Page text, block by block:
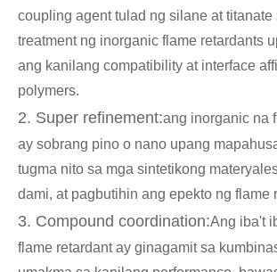
coupling agent tulad ng silane at titanate
treatment ng inorganic flame retardants
ang kanilang compatibility at interface
polymers.
2. Super refinement:ang inorganic na
ay sobrang pino o nano upang
tugma nito sa mga sintetikong
dami, at pagbutihin ang epekto ng flame
3. Compound coordination:Ang iba't
flame retardant ay ginagamit sa